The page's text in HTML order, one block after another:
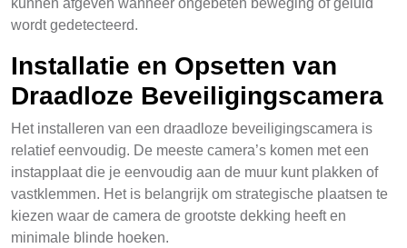
kunnen afgeven wanneer ongebeten beweging of geluid
wordt gedetecteerd.
Installatie en Opsetten van
Draadloze Beveiligingscamera
Het installeren van een draadloze beveiligingscamera is
relatief eenvoudig. De meeste camera’s komen met een
instapplaat die je eenvoudig aan de muur kunt plakken of
vastklemmen. Het is belangrijk om strategische plaatsen te
kiezen waar de camera de grootste dekking heeft en
minimale blinde hoeken.